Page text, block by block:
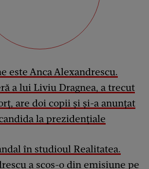
este Anca Alexandrescu.
a lui Liviu Dragnea, a trecut
are doi copii și și-a anunțat
la prezidențiale
în studioul Realitatea.
a scos-o din emisiune pe